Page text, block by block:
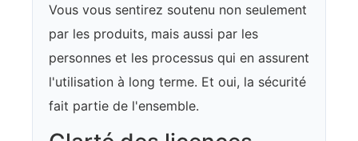
Vous vous sentirez soutenu non seulement
par les produits, mais aussi par les
personnes et les processus qui en assurent
l'utilisation à long terme. Et oui, la sécurité
fait partie de l'ensemble.